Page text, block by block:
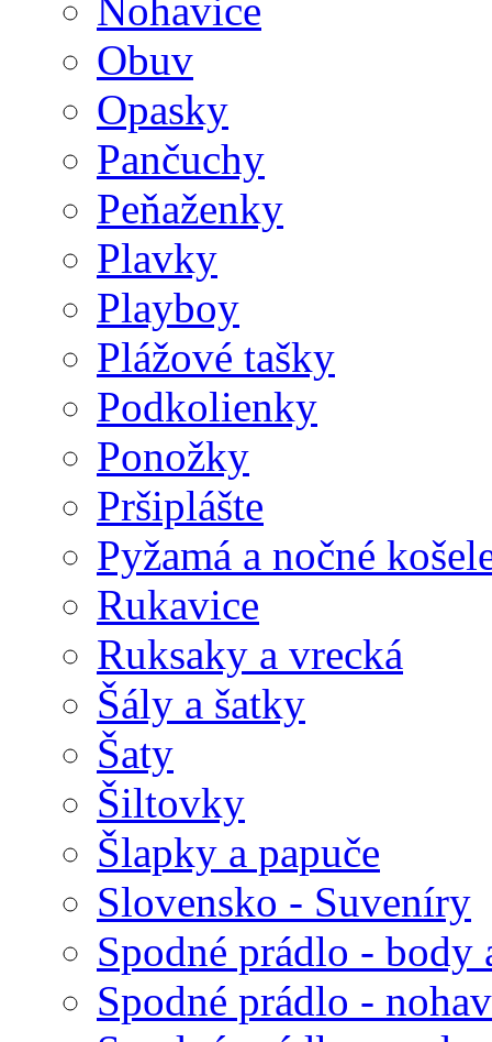
Nohavice
Obuv
Opasky
Pančuchy
Peňaženky
Plavky
Playboy
Plážové tašky
Podkolienky
Ponožky
Pršiplášte
Pyžamá a nočné
Rukavice
Ruksaky a vrecká
Šály a šatky
Šaty
Šiltovky
Šlapky a papuče
Slovensko - Suveníry
Spodné prádlo - body
Spodné prádlo -